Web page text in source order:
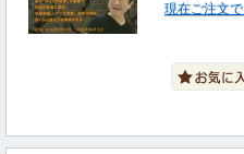
現在ご注文